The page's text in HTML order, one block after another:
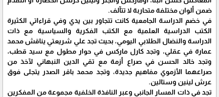
ضمن ألوان مختلفة متحاربة لا تتآلف.
في خضم الدراسة الجامعية كانت تتجاور بين يدي وفي قراءاتي الكثيرة
الكتب الدراسية العلمية مع الكتب الفكرية والسياسية مع ذات
الدراسة والنضال الطلابي اليومي، بحيث تجد علي شريعتي يناقش محمد
عمارة في عقلي، وتجد كارل ماركس في حوار مطول مع سيد قطب،
وتجد خالد الحسن في صراع أزمة مع تقي الدين النبهاني لآخذ من
صراعهما الأزموي مفاهيم جديدة، وتجد محمد باقر الصدر يتجلى فوق
عرش لينين وستالين.
تجد في ذات المسار الجانبي وعبر النافذة الخلفية مجموعة من المفكرين